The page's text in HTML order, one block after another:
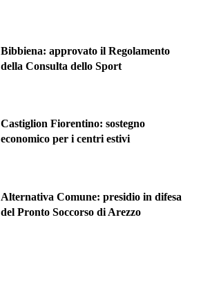
Bibbiena: approvato il Regolamento
della Consulta dello Sport
Castiglion Fiorentino: sostegno
economico per i centri estivi
Alternativa Comune: presidio in difesa
del Pronto Soccorso di Arezzo